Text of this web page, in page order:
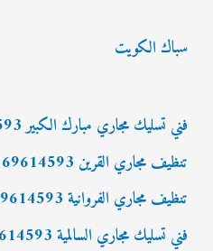
ح
ع
سباك الكويت
فني تسليك مجاري مبارك الكبير 69614593
تنظيف مجاري القرين 69614593
تنظيف مجاري الفروانية 69614593
فني تسليك مجاري السالمية 69614593